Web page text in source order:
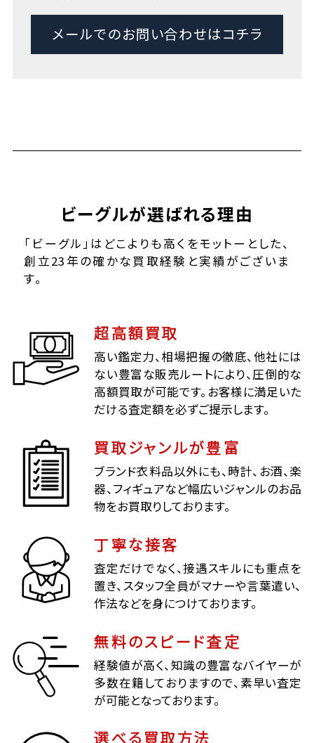
メールでのお問い合わせはコチラ
ビーグルが選ばれる理由
「ビーグル」はどこよりも高くをモットーとした、
創立23年の確かな買取経験と実績がございま
す。
超高額買取
高い鑑定力、相場把握の徹底、他社には
ない豊富な販売ルートにより、圧倒的な
高額買取が可能です。お客様に満足いた
だける査定額を必ずご提示します。
買取ジャンルが豊富
ブランド衣料品以外にも、時計、お酒、楽
器、フィギュアなど幅広いジャンルのお品
物をお買取りしております。
丁寧な接客
査定だけでなく、接遇スキルにも重点を
置き、スタッフ全員がマナーや言葉遣い、
作法などを身につけております。
無料のスピード査定
経験値が高く、知識の豊富なバイヤーが
多数在籍しておりますので、素早い査定
が可能となっております。
選べる買取方法